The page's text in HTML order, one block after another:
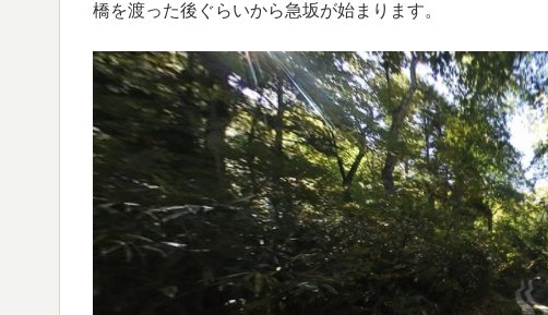
橋を渡った後ぐらいから急坂が始まります。